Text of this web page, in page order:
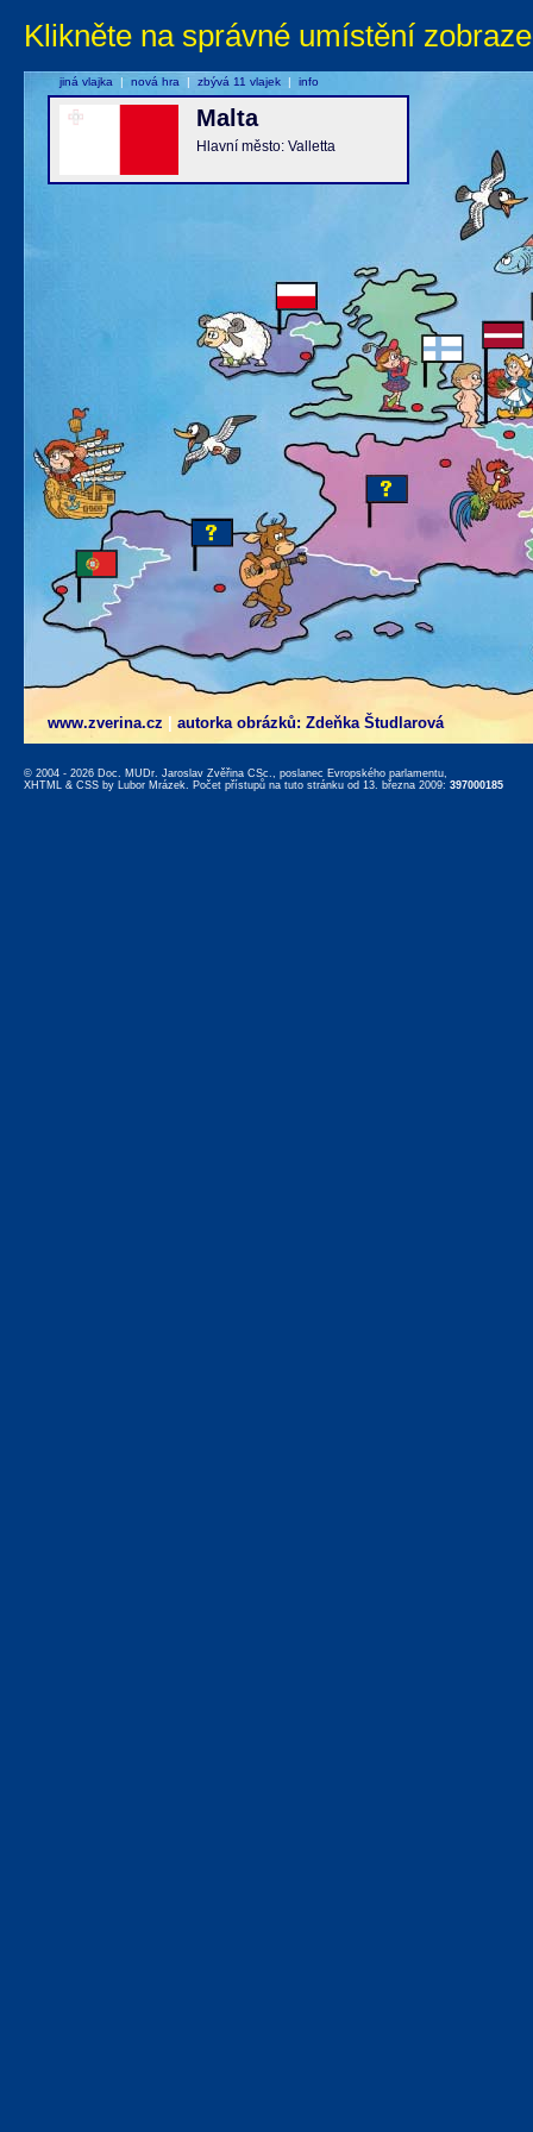
Klikněte na správné umístění
www.zverina.cz autorka obrázků: Zdeňka Študlarová
Malta
Hlavní město: Valletta
jiná vlajka | nová hra | zbývá 11 vlajek | info
© 2004 - 2026 Doc. MUDr. Jaroslav Zvěřina CSc., poslanec Evropského parlamentu,
XHTML & CSS by Lubor Mrázek. Počet přístupů na tuto stránku od 13. března 2009: 397000185